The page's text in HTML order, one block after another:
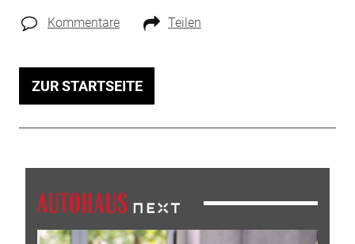
Kommentare Teilen
ZUR STARTSEITE